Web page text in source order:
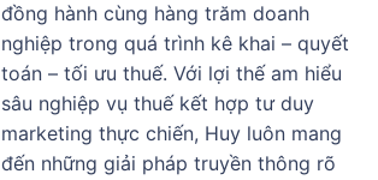
đồng hành cùng hàng trăm doanh
nghiệp trong quá trình kê khai – quyết
toán – tối ưu thuế. Với lợi thế am hiểu
sâu nghiệp vụ thuế kết hợp tư duy
marketing thực chiến, Huy luôn mang
đến những giải pháp truyền thông rõ